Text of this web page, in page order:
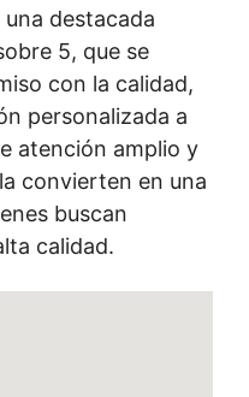
destacada
5, que se
con la calidad,
personalizada a
atención amplio y
convierten en una
buscan
calidad.